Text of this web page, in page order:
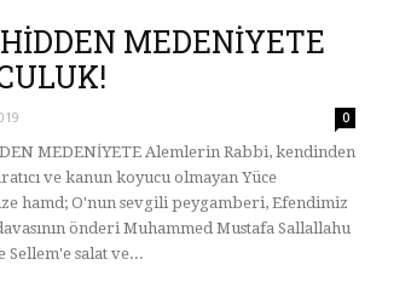
MEDENİYETE
0
MEDENİYETE Alemlerin Rabbi, kendinden
ve kanun koyucu olmayan Yüce
hamd; O'nun sevgili peygamberi, Efendimiz
önderi Muhammed Mustafa Sallallahu
Sellem'e salat ve...